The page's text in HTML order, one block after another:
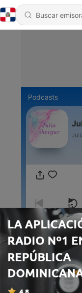
Podcasts
00:00
Episodios
Ліна